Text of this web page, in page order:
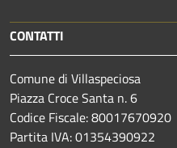
CONTATTI
Comune di Villaspeciosa
Piazza Croce Santa n. 6
Codice Fiscale: 80017670920
Partita IVA: 01354390922